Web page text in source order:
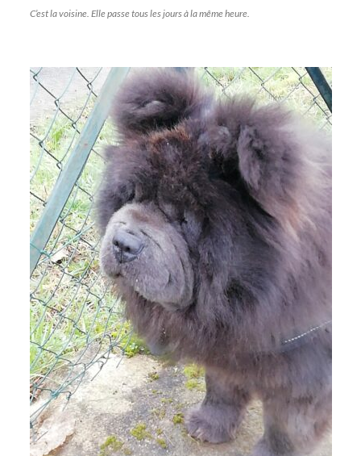
C’est la voisine. Elle passe tous les jours à la même heure.